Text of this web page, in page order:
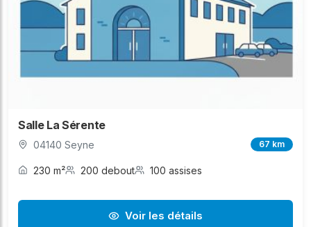
Salle La Sérente
04140 Seyne 67 km
230 m² 200 debout 100 assises
Voir les détails